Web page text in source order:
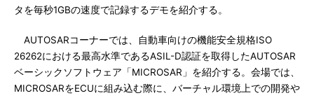
タを毎秒1GBの速度で記録するデモを紹介する。
AUTOSARコーナーでは、自動車向けの機能安全規格ISO
26262における最高水準であるASIL-D認証を取得したAUTOSAR
ベーシックソフトウェア「MICROSAR」を紹介する。会場では、
MICROSARをECUに組み込む際に、バーチャル環境上での開発や